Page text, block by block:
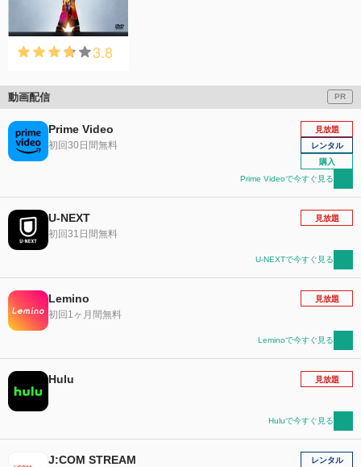
3.8
動画配信 PR
Prime Video
初回30日間無料
見放題
レンタル
購入
Prime Videoで今すぐ見る
U-NEXT
初回31日間無料
見放題
U-NEXTで今すぐ見る
Lemino
初回1ヶ月間無料
見放題
Leminoで今すぐ見る
Hulu 見放題
Huluで今すぐ見る
J:COM STREAM レンタル